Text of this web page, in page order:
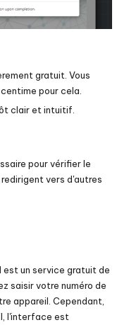
gratuit. Vous
pour cela.
clair et intuitif.
pour vérifier le
vers d'autres
est un service gratuit de
saisir votre numéro de
appareil. Cependant,
l'interface est